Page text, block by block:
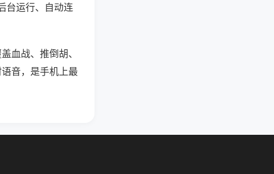
台运行、自动连
血战、推倒胡、
音，是手机上最